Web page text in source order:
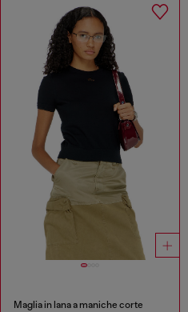
Maglia in lana a maniche corte